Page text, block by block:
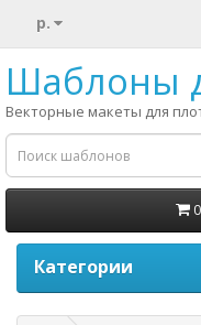
р.
Шаблоны
Векторные макеты для
Категории